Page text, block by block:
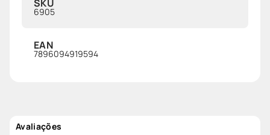
SKU
6905
EAN
7896094919594
Avaliações